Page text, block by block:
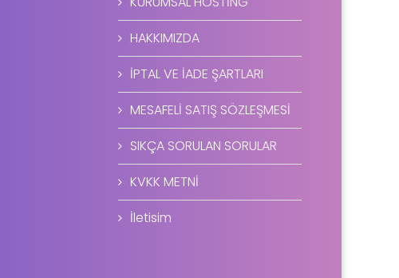
HAKKIMIZDA
İPTAL VE İADE ŞARTLARI
MESAFELİ SATIŞ SÖZLEŞMESİ
SIKÇA SORULAN SORULAR
KVKK METNİ
İletisim